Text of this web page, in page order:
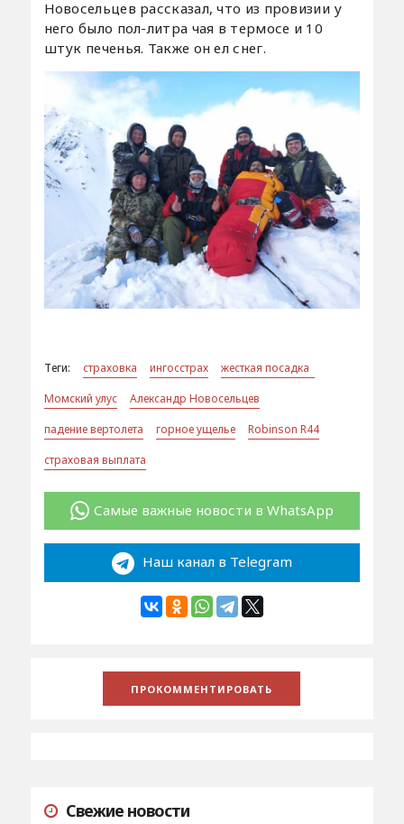
Новосельцев рассказал, что из провизии у
него было пол-литра чая в термосе и 10
штук печенья. Также он ел снег.
Теги: страховка ингосстрах
жесткая посадка
Момский улус
Александр Новосельцев
падение вертолета
горное ущелье
Robinson R44
страховая выплата
Самые важные новости в WhatsApp
Наш канал в Telegram
Свежие новости